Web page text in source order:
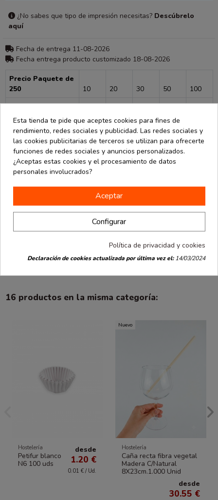
¿No sabes que tipo de impresión necesitas?Descúbrelo
aquí
Fecha de entrega 11-08-2026
Fecha entrega producto customizado 18-08-2026
Precio Paquete de
250
10 20 30 50
100
5,17 €
4,94 € 4,74 € 4,45 € 4,18 € 3,93 €
Consultar para más unidades
Detalles de producto
Opiniones(0)
Blonda opalina lito blanca. Medida: 18cm. Paq 250 Unid.
16 productos en la misma categoría:
Hostelería
Petifur blanco
N6 100 uds
desde
1.20 €
0.01 € / Ud.
Nuevo
Hostelería
Caña recta fibra vegetal
Madera C/Natural
8X23cm.1.000 Unid
desde
30.55 €
Esta tienda te pide que aceptes cookies para fines de
rendimiento, redes sociales y publicidad. Las redes sociales y
las cookies publicitarias de terceros se utilizan para ofrecerte
funciones de redes sociales y anuncios personalizados.
¿Aceptas estas cookies y el procesamiento de datos
personales involucrados?
Aceptar
Configurar
Política de privacidad y cookies
Declaración de cookies actualizada por última vez el:14/03/2024